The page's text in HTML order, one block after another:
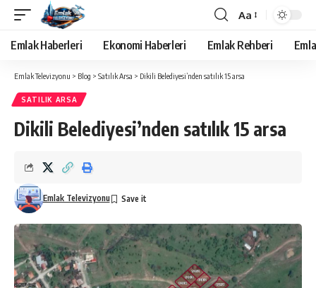
Yazı
Tipi
Boyutlandırıcı
Aa
Emlak Haberleri Ekonomi Haberleri Emlak Rehberi
Emlak Televizyonu > Blog > Satılık Arsa > Dikili Belediyesi’nden satılık 15 arsa
SATILIK ARSA
Dikili Belediyesi’nden satılık 15 arsa
Emlak Televizyonu